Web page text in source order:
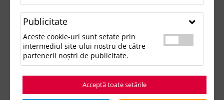
Accesorii birou
Accesorii mancare si bautura
Accesorii Tech si Gadgeturi
Haine de Munca
Imbracaminte si Accesorii
Lifestyle si Timp Liber
Ocazii și Evenimente Tematice
Publicitate
Aceste cookie-uri sunt setate prin
intermediul site-ului nostru de către
partenerii noștri de publicitate.
Acceptă toate setările